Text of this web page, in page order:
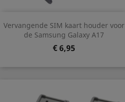
Vervangende SIM kaart houder voor
de Samsung Galaxy A17
Prijs
€ 6,95